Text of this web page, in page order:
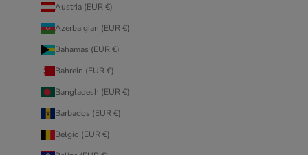
Austria (EUR €)
Azerbaigian (EUR €)
Bahamas (EUR €)
Bahrein (EUR €)
Bangladesh (EUR €)
Barbados (EUR €)
Belgio (EUR €)